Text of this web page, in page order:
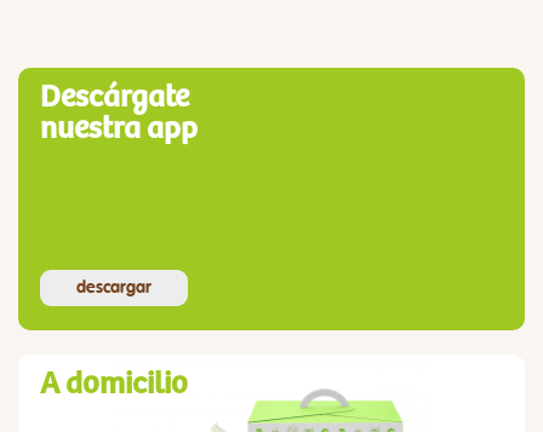
Descárgate
nuestra app
descargar
A domicilio